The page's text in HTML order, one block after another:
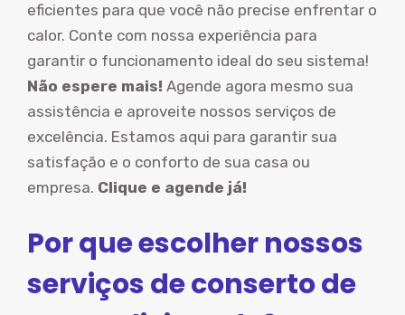
eficientes para que você não precise enfrentar o
calor. Conte com nossa experiência para
garantir o funcionamento ideal do seu sistema!
Não espere mais! Agende agora mesmo sua
assistência e aproveite nossos serviços de
excelência. Estamos aqui para garantir sua
satisfação e o conforto de sua casa ou
empresa. Clique e agende já!
Por que escolher nossos
serviços de conserto de